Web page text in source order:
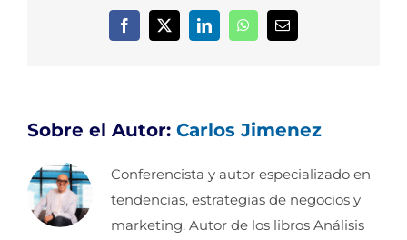
Facebook
X LinkedInWhatsAppCorreo
Sobre el Autor: Carlos Jimenez
Conferencista y autor especializado en
tendencias, estrategias de negocios y
marketing. Autor de los libros Análisis